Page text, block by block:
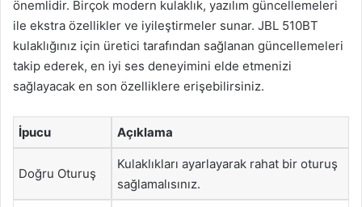
önemlidir. Birçok modern kulaklık, yazılım güncellemeleri
ile ekstra özellikler ve iyileştirmeler sunar. JBL 510BT
kulaklığınız için üretici tarafından sağlanan güncellemeleri
takip ederek, en iyi ses deneyimini elde etmenizi
sağlayacak en son özelliklere erişebilirsiniz.
İpucu Açıklama
Doğru Oturuş
Kulaklıkları ayarlayarak rahat bir oturuş
sağlamalısınız.